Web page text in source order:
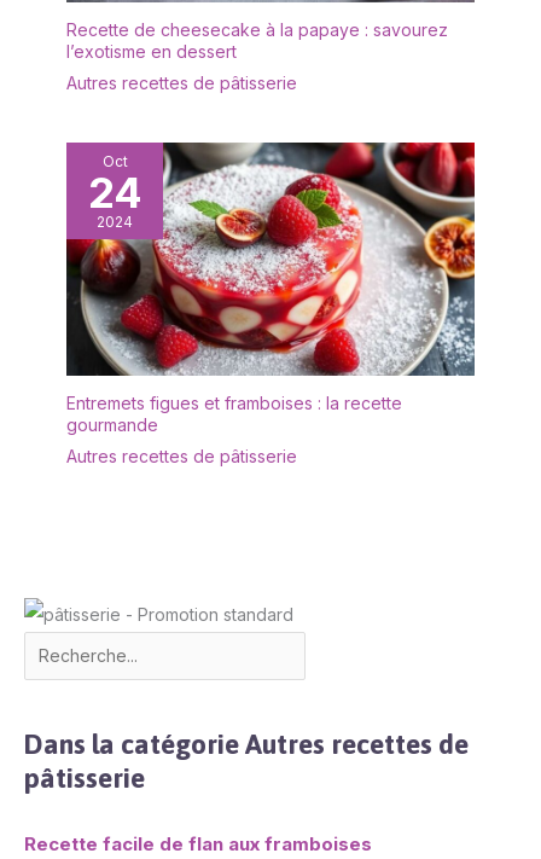
rangé. Grâce à la finition
de suspension au dos,
l'attacher à votre four ou
à votre réfrigérateur ou
le suspendre n'importe
où. Après utilisation, il
suffit d'essuyer ou de
rincer la sonde
une variété de délices
tels que le thé au lait, la
le yaourt, la gelée, le
desserts. Parfaites pour
les barbecues, les
pique-niques en plein air,
les fêtes de jardin et de
nombreux autres
événements.
Recette de cheesecake à la papaye : savourez
l’exotisme en dessert
Autres recettes de pâtisserie
Oct
24
2024
Entremets figues et framboises : la recette
gourmande
Autres recettes de pâtisserie
Dans la catégorie Autres recettes de
pâtisserie
Recette facile de flan aux framboises